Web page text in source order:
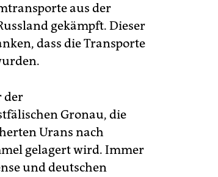
aus der
gekämpft. Dieser
dass die Transporte
der
Gronau, die
Urans nach
gelagert wird. Immer
und deutschen